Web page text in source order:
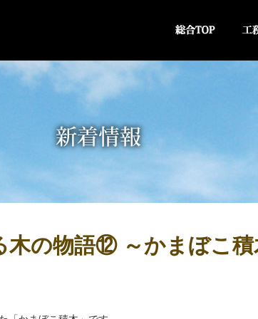
木の物語⑫ ～かまぼこ積